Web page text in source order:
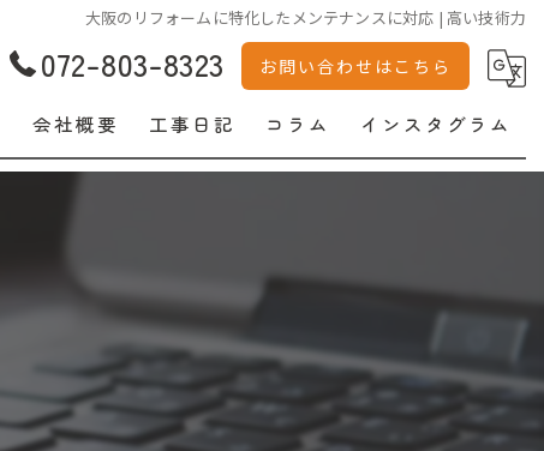
大阪のリフォームに特化したメンテナンスに対応 | 高い技術力
072-803-8323 お問い合わせはこちら
会社概要 工事日記 コラム インスタグラム